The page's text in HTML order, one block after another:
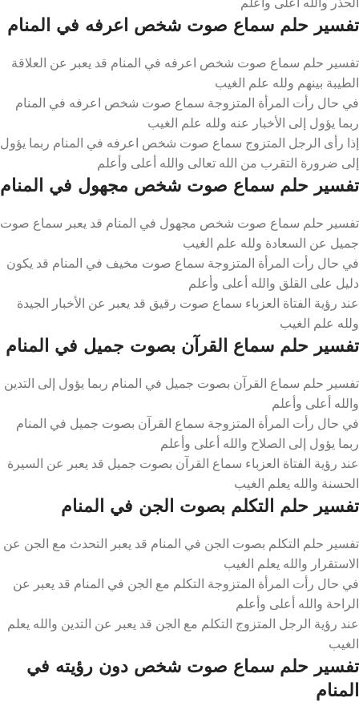
تفسير حلم سماع صوت شخص اعرفه في المنام
تفسير حلم سماع صوت شخص اعرفه في المنام قد يعبر عن العلاقة
الطيبة بينهم ولله علم الغيب
في حال رأت المرأة المتزوجة سماع صوت شخص اعرفه في المنام
ربما يؤول إلى الأخبار عنه ولله علم الغيب
إذا رأى الرجل المتزوج سماع صوت شخص اعرفه في المنام ربما يؤول
إلى ضرورة التقرب من الله تعالى والله أعلى وأعلم
تفسير حلم سماع صوت شخص مجهول في المنام
تفسير حلم سماع صوت شخص مجهول في المنام قد يعبر سماع صوت
جميل عن السعادة ولله علم الغيب
في حال رأت المرأة المتزوجة سماع صوت مخيف في المنام قد يكون
دليل على القلق والله أعلى وأعلم
عند رؤية الفتاة العزباء سماع صوت رقيق قد يعبر عن الأخبار الجيدة
ولله علم الغيب
تفسير حلم سماع القرآن بصوت جميل في المنام
تفسير حلم سماع القرآن بصوت جميل في المنام ربما يؤول إلى التدين
والله أعلى وأعلم
في حال رأت المرأة المتزوجة سماع القرآن بصوت جميل في المنام
ربما يؤول إلى الصلاح والله أعلى وأعلم
عند رؤية الفتاة العزباء سماع القرآن بصوت جميل قد يعبر عن السيرة
الحسنة والله يعلم الغيب
تفسير حلم التكلم بصوت الجن في المنام
تفسير حلم التكلم بصوت الجن في المنام قد يعبر التحدث مع الجن عن
الاستقرار والله يعلم الغيب
في حال رأت المرأة المتزوجة التكلم مع الجن في المنام قد يعبر عن
الراحة والله أعلى وأعلم
عند رؤية الرجل المتزوج التكلم مع الجن قد يعبر عن التدين والله يعلم
الغيب
تفسير حلم سماع صوت شخص دون رؤيته في
المنام